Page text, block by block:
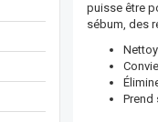
puisse être
sébum, des
Prend